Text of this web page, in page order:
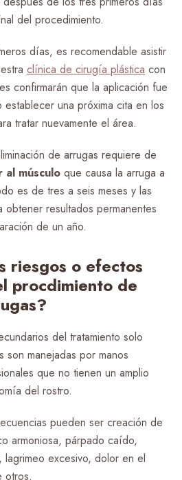
del procedimiento.
días, es recomendable asistir
clínica de cirugía plástica con
confirmarán que la aplicación fue
una próxima cita en los
tratar nuevamente el área.
de arrugas requiere de
al músculo que causa la arruga a
es de tres a seis meses y las
obtener resultados permanentes
de un año.
riesgos o efectos
procdimiento de
del tratamiento solo
son manejadas por manos
que no tienen un amplio
del rostro.
pueden ser creación de
armoniosa, párpado caído,
excesivo, dolor en el
otros.